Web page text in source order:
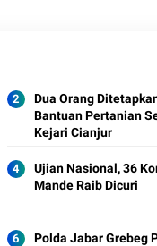
Dua Orang
Bantuan Pertanian
Kejari Cianjur
Ujian Nasional, 36
Mande Raib Dicuri
Polda Jabar Grebeg